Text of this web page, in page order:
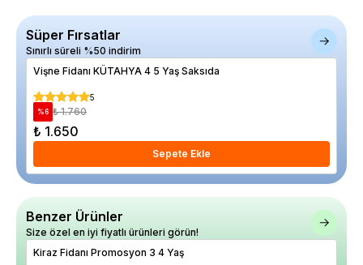
Süper Fırsatlar
Sınırlı süreli %50 indirim
Vişne Fidanı KÜTAHYA 4 5 Yaş Saksıda
5
% 6 ₺ 1.760
₺ 1.650
Sepete Ekle
Benzer Ürünler
Size özel en iyi fiyatlı ürünleri görün!
Kiraz Fidanı Promosyon 3 4 Yaş